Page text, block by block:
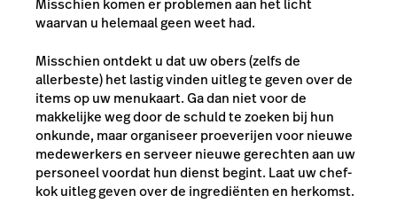
waarvan u helemaal geen weet had.
Misschien ontdekt u dat uw obers (zelfs de
allerbeste) het lastig vinden uitleg te geven over de
items op uw menukaart. Ga dan niet voor de
makkelijke weg door de schuld te zoeken bij hun
onkunde, maar organiseer proeverijen voor nieuwe
medewerkers en serveer nieuwe gerechten aan uw
personeel voordat hun dienst begint. Laat uw chef-
kok uitleg geven over de ingrediënten en herkomst.